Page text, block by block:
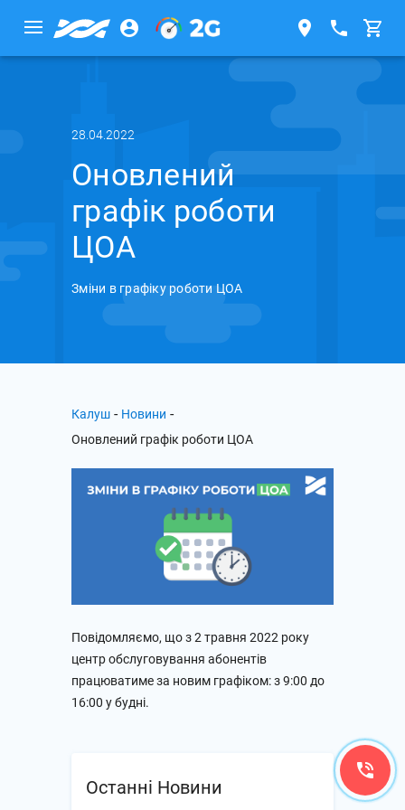
28.04.2022
Оновлений
графік роботи
ЦОА
Зміни в графіку роботи ЦОА
Калуш - Новини -
Оновлений графік роботи ЦОА
Повідомляємо, що з 2 травня 2022 року
центр обслуговування абонентів
працюватиме за новим графіком: з 9:00 до
16:00 у будні.
Останні Новини